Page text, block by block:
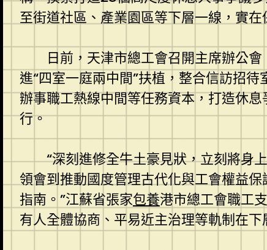
至街道社區、產業園區等下層一線，實
日前，天津市總工會召開主席辦公
進“四室一庭兩中間”扶植，整合信訪招
辦事職工熱線中間等任務資本，打造休
行。
“深刻進修全牛土豪見狀，立刻將身
領會到推動國度管理古代化與工會權益
指南。”江蘇省張家包養港市總工會職工
有人全體協商、平易近主治理等軌制在